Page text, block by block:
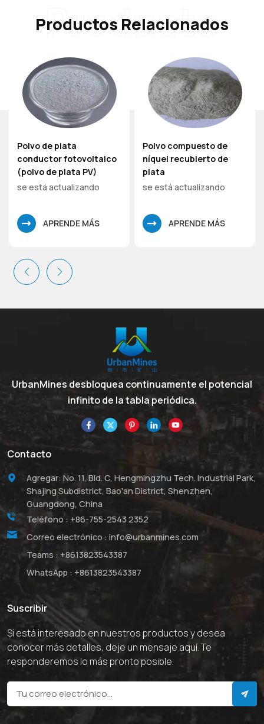
Productos Relacionados
Producto
Polvo de plata
conductor fotovoltaico
(polvo de plata PV)
se está actualizando
APRENDE MÁS
Polvo compuesto de
níquel recubierto de
plata
se está actualizando
APRENDE MÁS
UrbanMines desbloquea continuamente el potencial
infinito de la tabla periódica.
Contacto
Agregar: No. 11, Bld. C, Hengmingzhu Tech. Industrial Park,
Shajing Subdistrict, Bao'an District, Shenzhen,
Guangdong, China
Teléfono : +86-755-2543 2352
Correo electrónico : info@urbanmines.com
Teams : +8613823543387
WhatsApp : +8613823543387
Suscribir
Si está interesado en nuestros productos y desea
conocer más detalles, deje un mensaje aquí. Te
responderemos lo más pronto posible.